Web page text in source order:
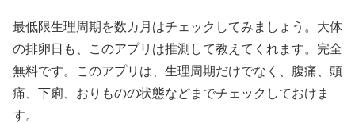
最低限生理周期を数カ月はチェックしてみましょう。大体
の排卵日も、このアプリは推測して教えてくれます。完全
無料です。このアプリは、生理周期だけでなく、腹痛、頭
痛、下痢、おりものの状態などまでチェックしておけま
す。